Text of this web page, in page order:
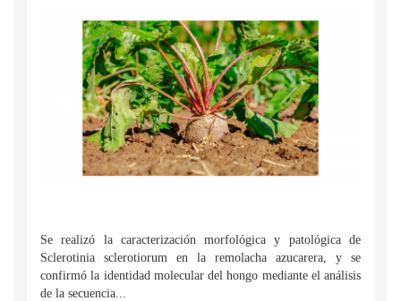
Se realizó la caracterización morfológica y patológica de
Sclerotinia sclerotiorum en la remolacha azucarera, y se
confirmó la identidad molecular del hongo mediante el análisis
de la secuencia...